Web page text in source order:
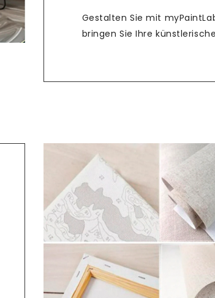
Gestalten Sie mit
bringen Sie Ihre